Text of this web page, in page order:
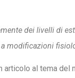
dei livelli di
a modificazioni
articolo al tema del